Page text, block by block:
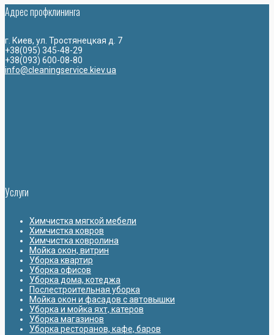
Адрес профклининга
г. Киев, ул. Тростянецкая д. 7
+38(095) 345-48-29
+38(093) 600-08-80
info@cleaningservice.kiev.ua
Услуги
Химчистка мягкой мебели
Химчистка ковров
Химчистка ковролина
Мойка окон, витрин
Уборка квартир
Уборка офисов
Уборка дома, котеджа
Послестроительная уборка
Мойка окон и фасадов с автовышки
Уборка и мойка яхт, катеров
Уборка магазинов
Уборка ресторанов, кафе, баров